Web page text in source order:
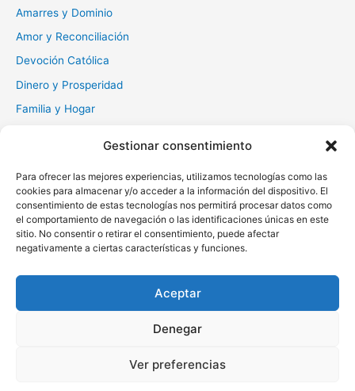
Gestionar consentimiento
Para ofrecer las mejores experiencias, utilizamos tecnologías como las
cookies para almacenar y/o acceder a la información del dispositivo. El
consentimiento de estas tecnologías nos permitirá procesar datos como
el comportamiento de navegación o las identificaciones únicas en este
sitio. No consentir o retirar el consentimiento, puede afectar
negativamente a ciertas características y funciones.
Aceptar
Denegar
Ver preferencias
r
Amarres y Dominio
Amor y Reconciliación
Devoción Católica
Dinero y Prosperidad
Familia y Hogar
Muerte y Difuntos
Oraciones Diarias
Otras
Protección y Liberación
Salud y Sanación
WordPress